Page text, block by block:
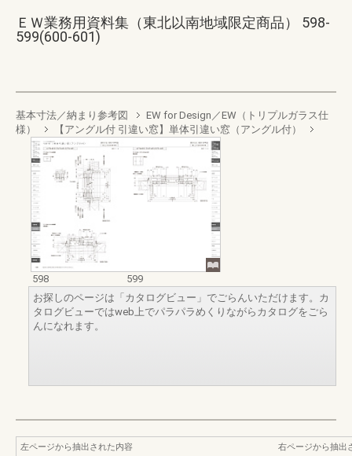
ＥＷ業務用資料集（東北以南地域限定商品） 598-
599(600-601)
基本寸法／納まり参考図
EW for Design／EW（トリプルガラス仕
様）
【アングル付 引違い窓】単体引違い窓（アングル付）
598
599
お探しのページは「カタログビュー」でごらんいただけます。カ
タログビューではweb上でパラパラめくりながらカタログをごら
んになれます。
左ページから抽出された内容
右ページから抽出